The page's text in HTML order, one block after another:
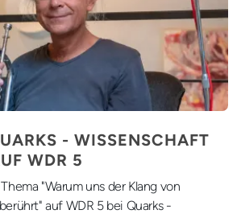
- WISSENSCHAFT
WDR 5
"Warum uns der Klang von
auf WDR 5 bei Quarks -